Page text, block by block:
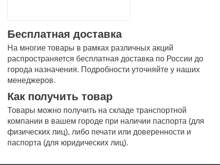
Бесплатная доставка
На многие товары в рамках различных акций
распространяется бесплатная доставка по России до
города назначения. Подробности уточняйте у наших
менеджеров.
Как получить товар
Товары можно получить на складе транспортной
компании в вашем городе при наличии паспорта (для
физических лиц), либо печати или доверенности и
паспорта (для юридических лиц).